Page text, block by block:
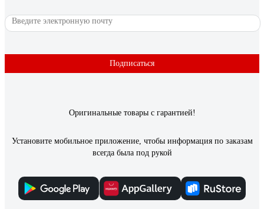
1. Невысокая цена. 2. Не замерзает в -20 (проверял в
морозилке - оставалась жидкой). Проверял рефрактометром -
при определенной температуре он будет жидкий, но до
стекла уже не добьет распылитель. 3. Более безопасна по
Подписаться
Оригинальные товары с гарантией!
Установите мобильное приложение, чтобы информация по заказам
всегда была под рукой